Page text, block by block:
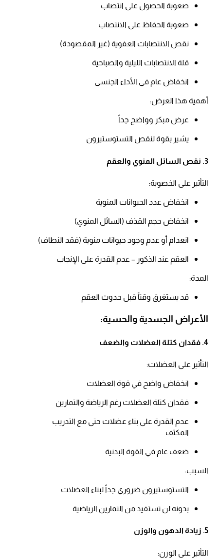
صعوبة الحصول على انتصاب​
صعوبة الحفاظ على الانتصاب​
نقص الانتصابات العفوية (غير المقصودة)​
قلة الانتصابات الليلية والصباحية​
انخفاض عام في الأداء الجنسي​
أهمية هذا العرض:​
عرض مبكر وواضح جداً​
يشير بقوة لنقص التستوستيرون​
3. نقص السائل المنوي والعقم
التأثير على الخصوبة:​
انخفاض عدد الحيوانات المنوية​
انخفاض حجم القذف (السائل المنوي)​
انعدام أو عدم وجود حيوانات منوية (فقد النطاف)​
العقم عند الذكور – عدم القدرة على الإنجاب​
المدة:​
قد يستغرق وقتاً قبل حدوث العقم​
الأعراض الجسدية والحسية:
4. فقدان كتلة العضلات والضعف
التأثير على العضلات:​
انخفاض واضح في قوة العضلات​
فقدان كتلة العضلات رغم الرياضة والتمارين​
عدم القدرة على بناء عضلات حتى مع التدريب
المكثف​
ضعف عام في القوة البدنية​
السبب:​
التستوستيرون ضروري جداً لبناء العضلات​
بدونه لن تستفيد من التمارين الرياضية​
5. زيادة الدهون والوزن
التأثير على الوزن:​